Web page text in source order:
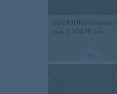
60293DR5 steamed
oak (120x20 cm)